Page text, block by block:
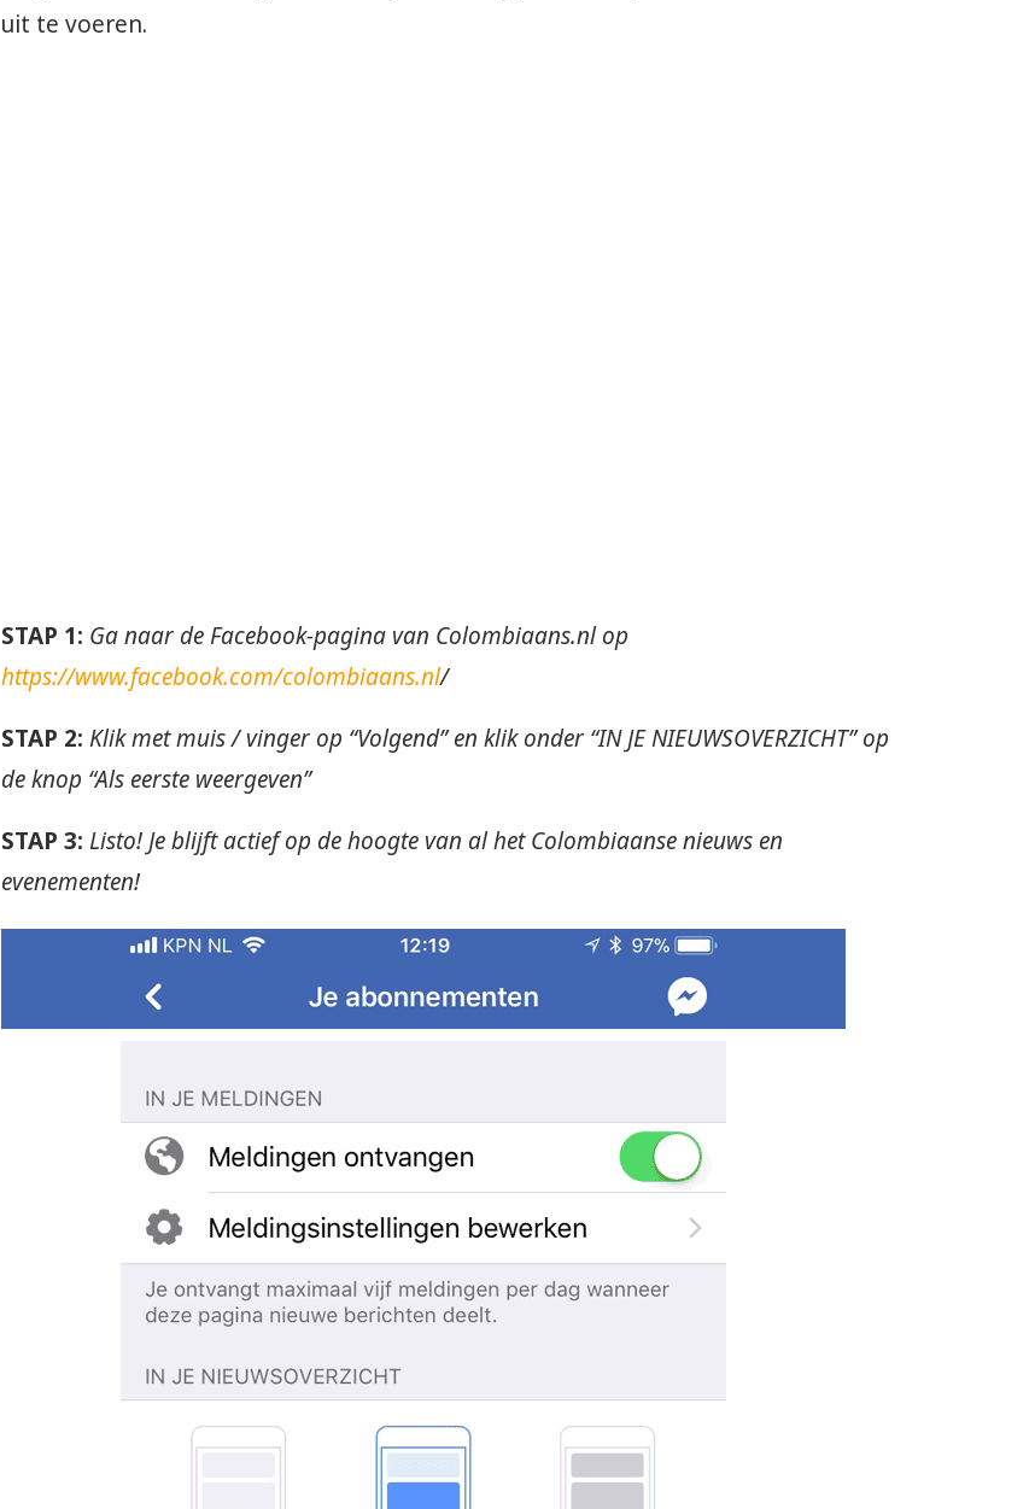
uit te voeren.
STAP 1: Ga naar de Facebook-pagina van Colombiaans.nl op
https://www.facebook.com/colombiaans.nl/
STAP 2: Klik met muis / vinger op “Volgend” en klik onder “IN JE NIEUWSOVERZICHT” op
de knop “Als eerste weergeven”
STAP 3: Listo! Je blijft actief op de hoogte van al het Colombiaanse nieuws en
evenementen!